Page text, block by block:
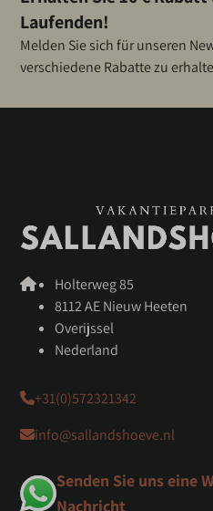
Laufenden!
Melden Sie sich für unseren
verschiedene Rabatte zu
Holterweg 85
8112 AE Nieuw Heeten
Overijssel
Nederland
+31(0)572321342
info@sallandshoeve.nl
Senden Sie uns eine
Nachricht